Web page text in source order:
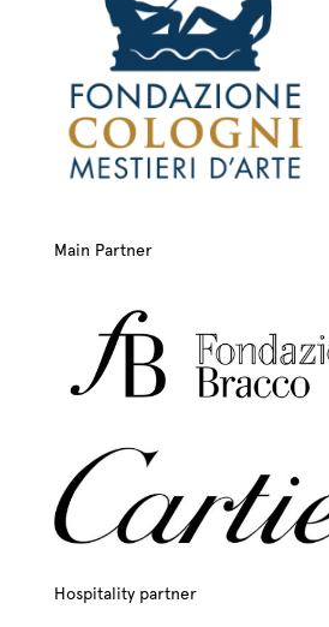
Main Partner
Hospitality partner